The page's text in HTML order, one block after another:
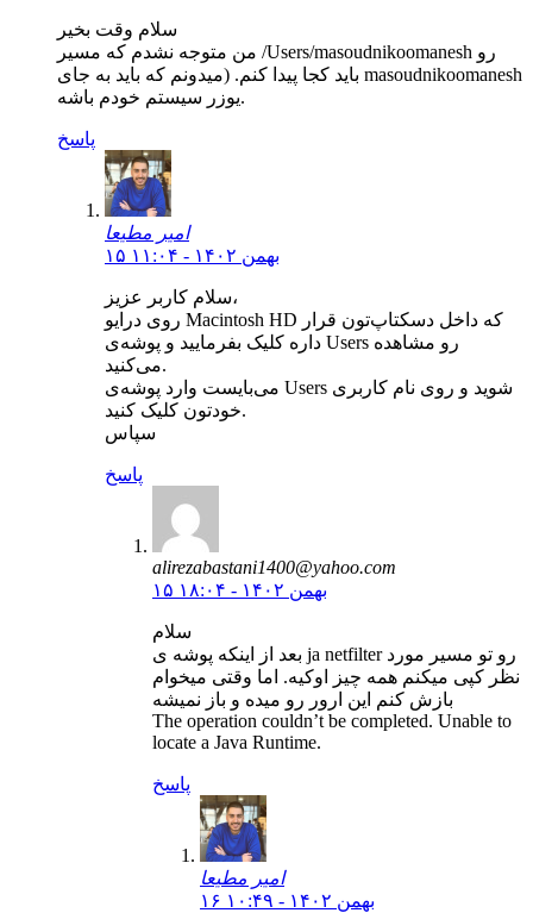
سلام وقت بخير
من متوجه نشدم که مسیر /Users/masoudnikoomanesh رو
باید کجا پیدا کنم. (میدونم که باید به جای masoudnikoomanesh
یوزر سیستم خودم باشه.
پاسخ
امیر مطیعا
۱۵ بهمن ۱۴۰۲ - ۱۱:۰۴
سلام کاربر عزیز،
روی درایو Macintosh HD که داخل دسکتاپ‌تون قرار
داره کلیک بفرمایید و پوشه‌ی Users رو مشاهده
می‌کنید.
می‌بایست وارد پوشه‌ی Users شوید و روی نام کاربری
خودتون کلیک کنید.
سپاس
پاسخ
alirezabastani1400@yahoo.com
۱۵ بهمن ۱۴۰۲ - ۱۸:۰۴
سلام
بعد از اینکه پوشه ی ja netfilter رو تو مسیر مورد
نظر کپی میکنم همه چیز اوکیه. اما وقتی میخوام
بازش کنم این ارور رو میده و باز نمیشه
The operation couldn’t be completed. Unable to
locate a Java Runtime.
پاسخ
امیر مطیعا
۱۶ بهمن ۱۴۰۲ - ۱۰:۴۹